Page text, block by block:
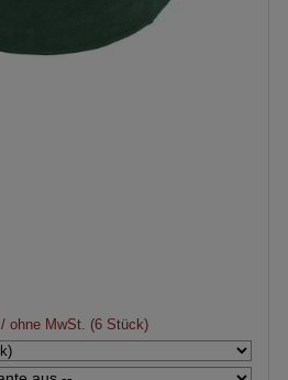
/ ohne MwSt. (6 Stück)